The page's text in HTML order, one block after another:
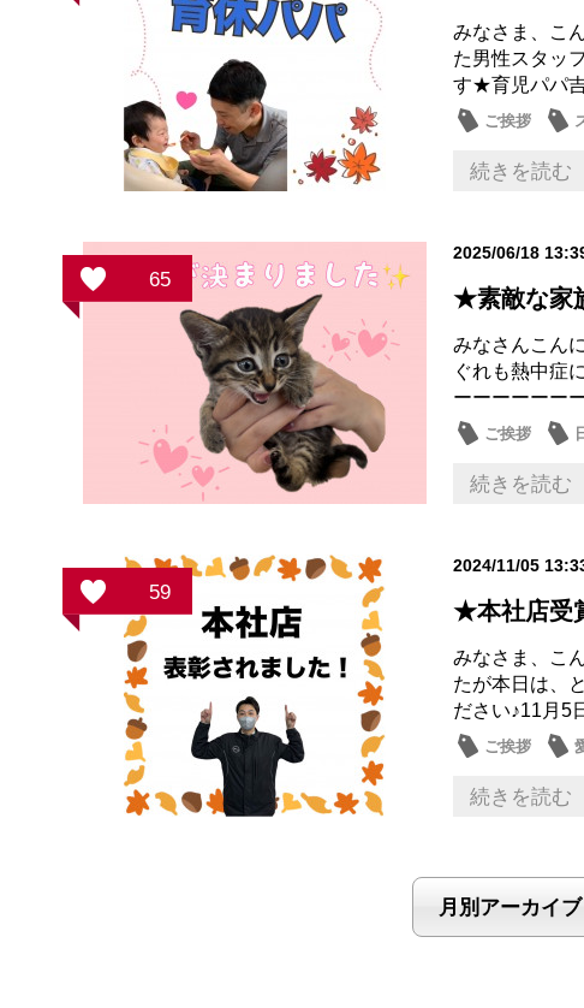
みなさま、こ
た男性スタッ
す★育児パパ
ご挨拶
近所・近隣
続きを読む
65
2025/06/18
★素敵な家
みなさんこん
ぐれも熱中症
ーーーーーー
ご挨拶
続きを読む
59
2024/11/05
★本社店受
みなさま、こ
たが本日は、
ださい♪11月5
ご挨拶
続きを読む